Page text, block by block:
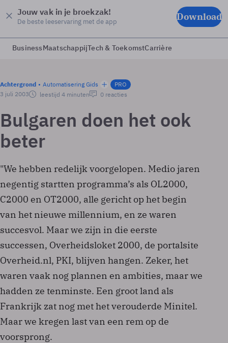
Jouw vak in je broekzak!
De beste leeservaring met de app Download
BusinessMaatschappijTech & ToekomstCarrière
Achtergrond Automatisering Gids
PRO
3 juli 2003
leestijd 4 minuten 0 reacties
Bulgaren doen het ook
beter
"We hebben redelijk voorgelopen. Medio jaren
negentig startten programma’s als OL2000,
C2000 en OT2000, alle gericht op het begin
van het nieuwe millennium, en ze waren
succesvol. Maar we zijn in die eerste
successen, Overheidsloket 2000, de portalsite
Overheid.nl, PKI, blijven hangen. Zeker, het
waren vaak nog plannen en ambities, maar we
hadden ze tenminste. Een groot land als
Frankrijk zat nog met het verouderde Minitel.
Maar we kregen last van een rem op de
voorsprong.